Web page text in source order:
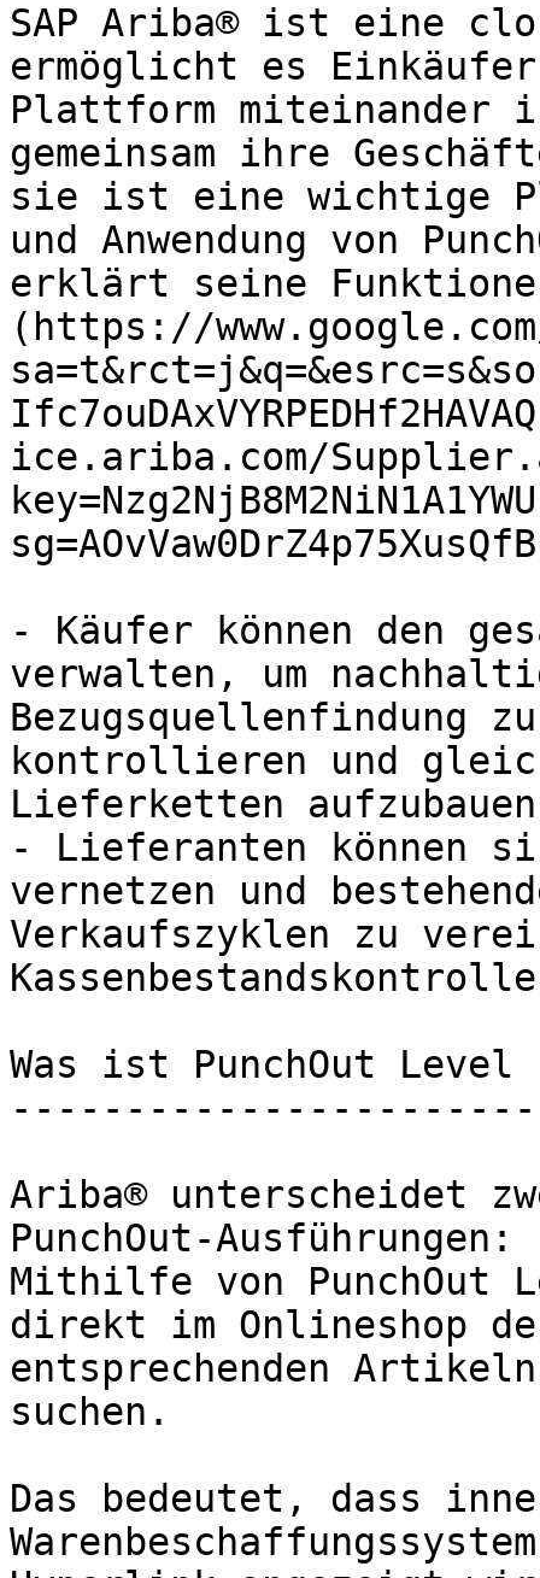
SAP Ariba® ist eine
ermöglicht es
Plattform miteinander
gemeinsam ihre
sie ist eine wichtige
und Anwendung von
erklärt seine
(https://
ice.ariba.com/
- Käufer können den
verwalten, um
Bezugsquellenfindung
kontrollieren und
Lieferketten
- Lieferanten können
vernetzen und
Verkaufszyklen zu
Was ist PunchOut
Ariba® unterscheidet
PunchOut-
Mithilfe von PunchOut
direkt im Onlineshop
entsprechenden
suchen.
Das bedeutet, dass